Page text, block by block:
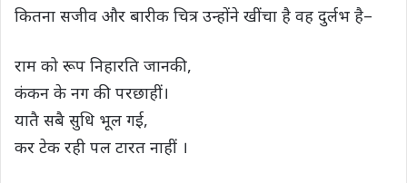
कितना सजीव और बारीक चित्र उन्होंने खींचा है वह दुर्लभ है–
राम को रूप निहारति जानकी,
कंकन के नग की परछाहीं।
यातै सबै सुधि भूल गई,
कर टेक रही पल टारत नाहीं ।